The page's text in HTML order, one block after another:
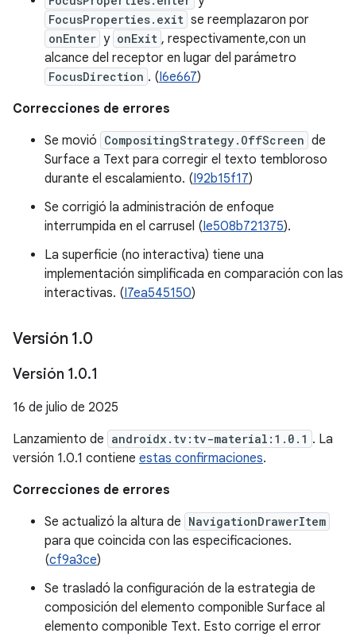
FocusProperties.exit se reemplazaron por
onEnter y onExit , respectivamente,con un
alcance del receptor en lugar del parámetro
FocusDirection . (I6e667)
Correcciones de errores
Se movió CompositingStrategy.OffScreen de
Surface a Text para corregir el texto tembloroso
durante el escalamiento. (I92b15f17)
Se corrigió la administración de enfoque
interrumpida en el carrusel (Ie508b721375).
La superficie (no interactiva) tiene una
implementación simplificada en comparación con las
interactivas. (I7ea545150)
Versión 1.0
Versión 1.0.1
16 de julio de 2025
Lanzamiento de androidx.tv:tv-material:1.0.1 . La
versión 1.0.1 contiene estas confirmaciones.
Correcciones de errores
Se actualizó la altura de NavigationDrawerItem
para que coincida con las especificaciones.
(cf9a3ce)
Se trasladó la configuración de la estrategia de
composición del elemento componible Surface al
elemento componible Text. Esto corrige el error